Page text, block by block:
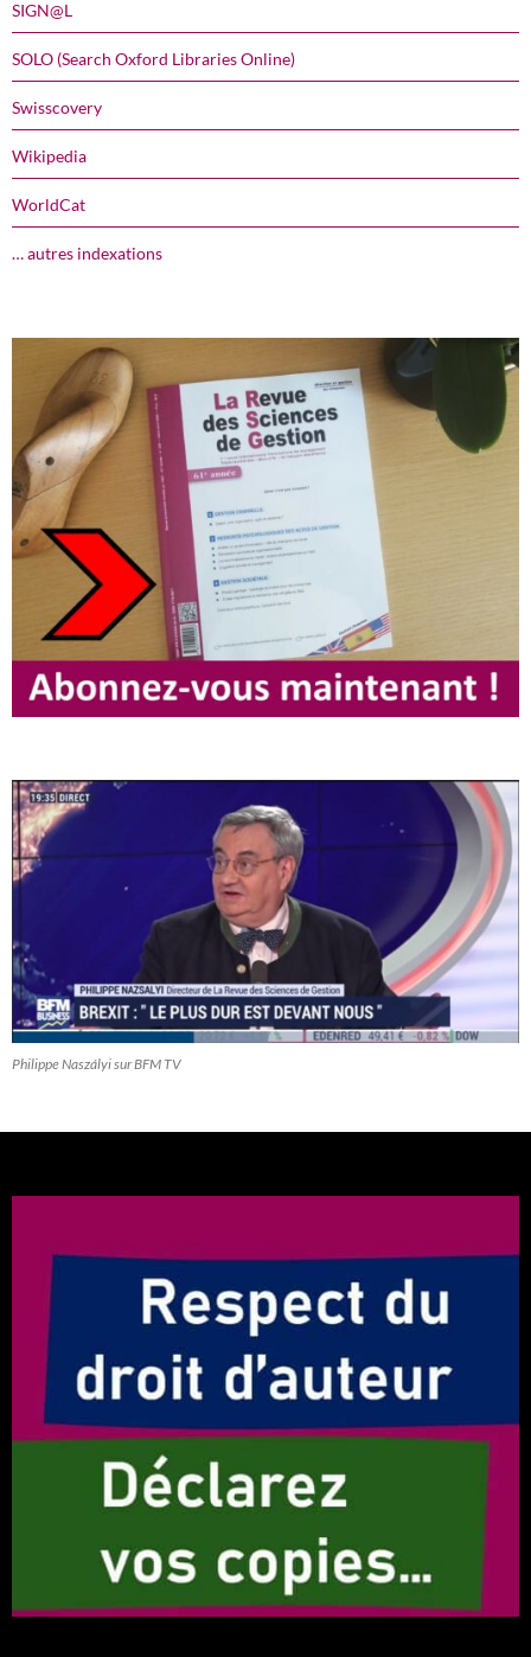
SIGN@L
SOLO (Search Oxford Libraries Online)
Swisscovery
Wikipedia
WorldCat
… autres indexations
Philippe Naszályi sur BFM TV